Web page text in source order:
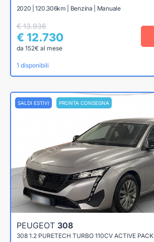
2020 | 120.306km | Benzina | Manuale
€ 13.936
€ 12.730
da 152€ al mese
1 disponibili
SALDI ESTIVI PRONTA CONSEGNA
PEUGEOT 308
308 1.2 PURETECH TURBO 110CV ACTIVE PACK